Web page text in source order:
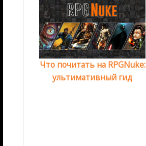
Что почитать на RPGNuke:
ультимативный гид